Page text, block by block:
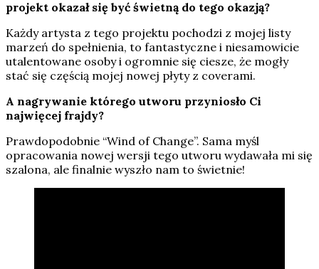
projekt okazał się być świetną do tego okazją?
Każdy artysta z tego projektu pochodzi z mojej listy
marzeń do spełnienia, to fantastyczne i niesamowicie
utalentowane osoby i ogromnie się ciesze, że mogły
stać się częścią mojej nowej płyty z coverami.
A nagrywanie którego utworu przyniosło Ci
najwięcej frajdy?
Prawdopodobnie “Wind of Change”. Sama myśl
opracowania nowej wersji tego utworu wydawała mi się
szalona, ale finalnie wyszło nam to świetnie!